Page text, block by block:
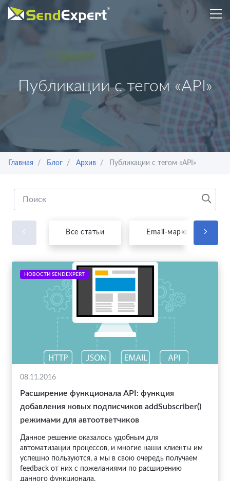
Публикации с тегом «API»
Главная Блог Архив Публикации с тегом «API»
Все статьи Email-маркетинг
НОВОСТИ SENDEXPERT
08.11.2016
Расширение функционала API: функция
добавления новых подписчиков addSubscriber()
режимами для автоответчиков
Данное решение оказалось удобным для
автоматизации процессов, и многие наши клиенты им
успешно пользуются, а мы в свою очередь получаем
feedback от них с пожеланиями по расширению
данного функционала.